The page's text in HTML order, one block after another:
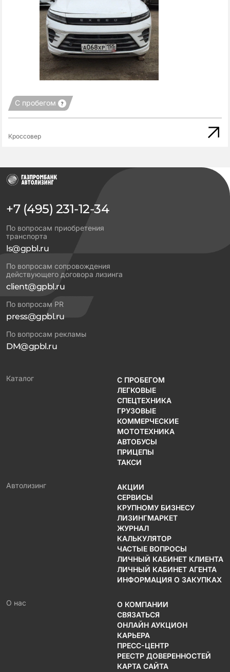
С пробегом
Кроссовер
+7 (495) 231-12-34
По вопросам приобретения
транспорта
ls@gpbl.ru
По вопросам сопровождения
действующего договора лизинга
client@gpbl.ru
По вопросам PR
press@gpbl.ru
По вопросам рекламы
DM@gpbl.ru
Каталог
С ПРОБЕГОМ
ЛЕГКОВЫЕ
СПЕЦТЕХНИКА
ГРУЗОВЫЕ
КОММЕРЧЕСКИЕ
МОТОТЕХНИКА
АВТОБУСЫ
ПРИЦЕПЫ
ТАКСИ
Автолизинг
АКЦИИ
СЕРВИСЫ
КРУПНОМУ БИЗНЕСУ
ЛИЗИНГМАРКЕТ
ЖУРНАЛ
КАЛЬКУЛЯТОР
ЧАСТЫЕ ВОПРОСЫ
ЛИЧНЫЙ КАБИНЕТ КЛИЕНТА
ЛИЧНЫЙ КАБИНЕТ АГЕНТА
ИНФОРМАЦИЯ О ЗАКУПКАХ
О нас
О КОМПАНИИ
СВЯЗАТЬСЯ
ОНЛАЙН АУКЦИОН
КАРЬЕРА
ПРЕСС-ЦЕНТР
РЕЕСТР ДОВЕРЕННОСТЕЙ
КАРТА САЙТА